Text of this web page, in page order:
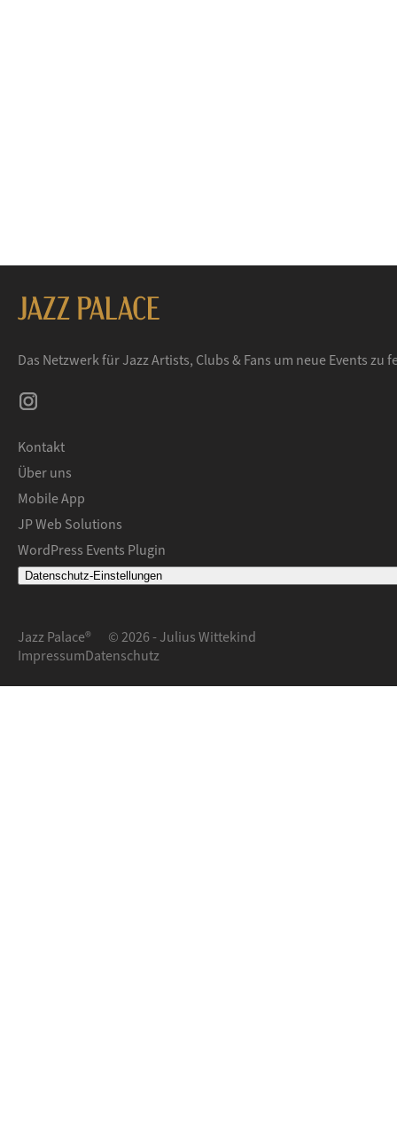
Das Netzwerk für Jazz Artists, Clubs & Fans um neue Events
Kontakt
Über uns
Mobile App
JP Web Solutions
WordPress Events Plugin
Datenschutz-Einstellungen
Jazz Palace®
© 2026 - Julius Wittekind
ImpressumDatenschutz